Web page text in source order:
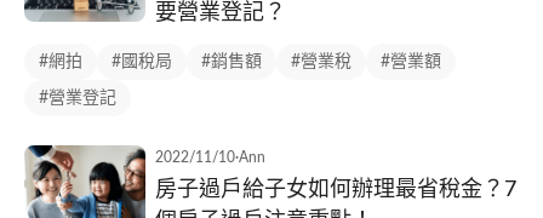
要營業登記？
#網拍 #國稅局 #銷售額 #營業稅 #營業額
#營業登記
2022/11/10·Ann
房子過戶給子女如何辦理最省稅金？7